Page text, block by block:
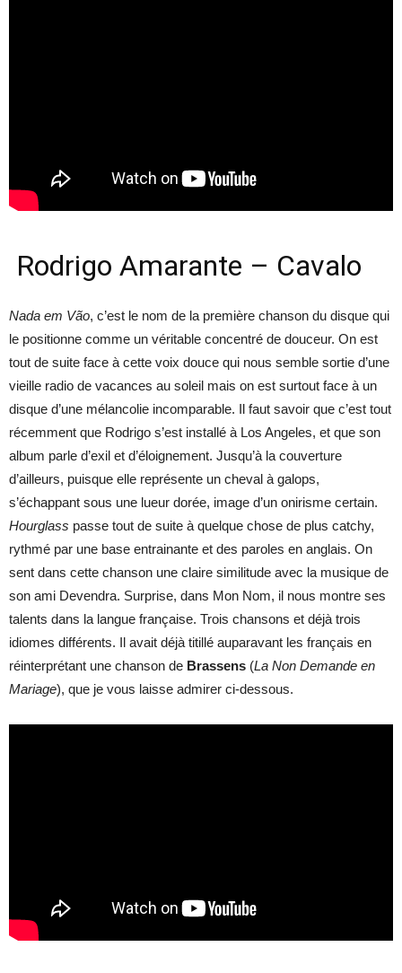
Rodrigo Amarante – Cavalo
Nada em Vão, c’est le nom de la première chanson du disque qui
le positionne comme un véritable concentré de douceur. On est
tout de suite face à cette voix douce qui nous semble sortie d’une
vieille radio de vacances au soleil mais on est surtout face à un
disque d’une mélancolie incomparable. Il faut savoir que c’est tout
récemment que Rodrigo s’est installé à Los Angeles, et que son
album parle d’exil et d’éloignement. Jusqu’à la couverture
d’ailleurs, puisque elle représente un cheval à galops,
s’échappant sous une lueur dorée, image d’un onirisme certain.
Hourglass passe tout de suite à quelque chose de plus catchy,
rythmé par une base entrainante et des paroles en anglais. On
sent dans cette chanson une claire similitude avec la musique de
son ami Devendra. Surprise, dans Mon Nom, il nous montre ses
talents dans la langue française. Trois chansons et déjà trois
idiomes différents. Il avait déjà titillé auparavant les français en
réinterprétant une chanson de Brassens (La Non Demande en
Mariage), que je vous laisse admirer ci-dessous.